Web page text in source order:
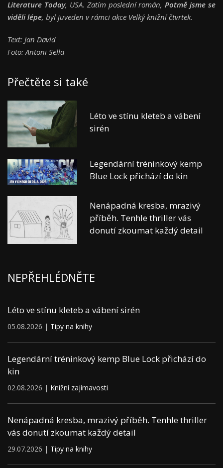
Literature Today, USA. Zatím poslední román,Potmě jsme se
viděli lépe, byl juveden v rámci akce Velký knižní čtvrtek.
Text: Jan David
Foto: Antoni Sella
Přečtěte si také
Léto ve stínu kleteb a vábení
sirén
Legendární tréninkový kemp
Blue Lock přichází do kin
Nenápadná kresba, mrazivý
příběh. Tenhle thriller vás
donutí zkoumat každý detail
NEPŘEHLÉDNĚTE
Léto ve stínu kleteb a vábení sirén
05.08.2026 | Tipy na knihy
Legendární tréninkový kemp Blue Lock přichází do
kin
02.08.2026 | Knižní zajímavosti
Nenápadná kresba, mrazivý příběh. Tenhle thriller
vás donutí zkoumat každý detail
29.07.2026 | Tipy na knihy